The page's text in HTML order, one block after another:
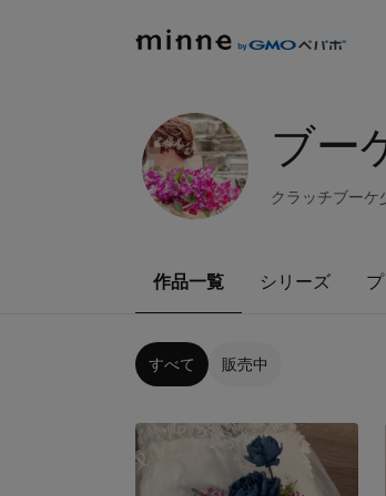
ブー
クラッチブーケ
作品一覧 シリーズ
すべて 販売中